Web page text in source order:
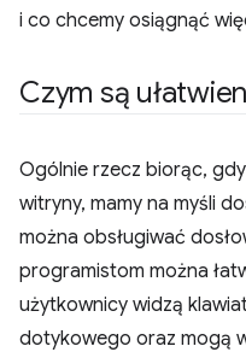
i co chcemy osiągnąć
Czym są
Ogólnie rzecz biorąc,
witryny, mamy na myśli
można obsługiwać
programistom można
użytkownicy widzą
dotykowego oraz mogą